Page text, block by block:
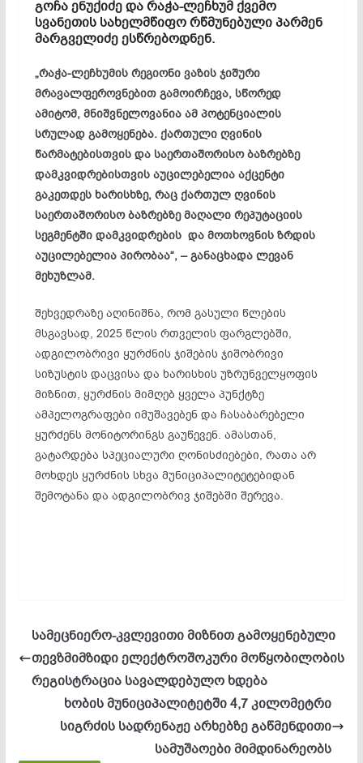
გოჩა ენუქიძე და რაჭა-ლეჩხუმ ქვემო
სვანეთის სახელმწიფო რწმუნებული პარმენ
მარგველიძე ესწრებოდნენ.
„რაჭა-ლეჩხუმის რეგიონი ვაზის ჯიშური
მრავალფეროვნებით გამოირჩევა, სწორედ
ამიტომ, მნიშვნელოვანია ამ პოტენციალის
სრულად გამოყენება. ქართული ღვინის
წარმატებისთვის და საერთაშორისო ბაზრებზე
დამკვიდრებისთვის აუცილებელია აქცენტი
გაკეთდეს ხარისხზე, რაც ქართულ ღვინის
საერთაშორისო ბაზრებზე მაღალი რეპუტაციის
სეგმენტში დამკვიდრების და მოთხოვნის ზრდის
აუცილებელია პირობაა“, – განაცხადა ლევან
მეხუზლამ.
შეხვედრაზე აღინიშნა, რომ გასული წლების
მსგავსად, 2025 წლის რთველის ფარგლებში,
ადგილობრივი ყურძნის ჯიშების ჯიშობრივი
სიზუსტის დაცვისა და ხარისხის უზრუნველყოფის
მიზნით, ყურძნის მიმღებ ყველა პუნქტზე
ამპელოგრაფები იმუშავებენ და ჩასაბარებელი
ყურძენს მონიტორინგს გაუწევენ. ამასთან,
გატარდება სპეციალური ღონისძიებები, რათა არ
მოხდეს ყურძნის სხვა მუნიციპალიტეტებიდან
შემოტანა და ადგილობრივ ჯიშებში შერევა.
სამეცნიერო-კვლევითი მიზნით გამოყენებული
თევზმიმზიდი ელექტროშოკური მოწყობილობის
რეგისტრაცია სავალდებულო ხდება
ხობის მუნიციპალიტეტში 4,7 კილომეტრი
სიგრძის სადრენაჟე არხებზე გაწმენდითი
სამუშაოები მიმდინარეობს